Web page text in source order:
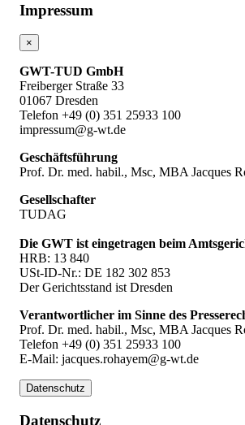
Impressum
×
GWT-TUD GmbH
Freiberger Straße 33
01067 Dresden
Telefon +49 (0) 351 25933 100
impressum@g-wt.de
Geschäftsführung
Prof. Dr. med. habil., Msc, MBA Jacques
Gesellschafter
TUDAG
Die GWT ist eingetragen beim
HRB: 13 840
USt-ID-Nr.: DE 182 302 853
Der Gerichtsstand ist Dresden
Verantwortlicher im Sinne des
Prof. Dr. med. habil., Msc, MBA Jacques
Telefon +49 (0) 351 25933 100
E-Mail: jacques.rohayem@g-wt.de
Datenschutz
Datenschutz